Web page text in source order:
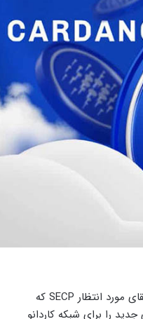
جامعه کاردانو دلیلی برای هیجان‌زده شدن در روز ولنتاین دارد. طبق گزارش‌ها، ارتقای مورد انتظار SECP که
را برای شبکه کاردانو